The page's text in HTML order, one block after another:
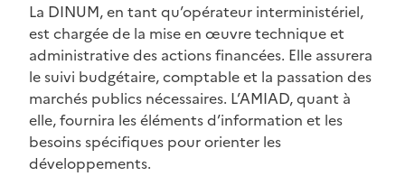
La DINUM, en tant qu’opérateur interministériel,
est chargée de la mise en œuvre technique et
administrative des actions financées. Elle assurera
le suivi budgétaire, comptable et la passation des
marchés publics nécessaires. L’AMIAD, quant à
elle, fournira les éléments d’information et les
besoins spécifiques pour orienter les
développements.